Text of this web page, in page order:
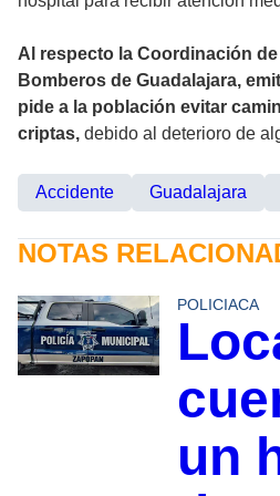
Al respecto la Coordinación
Bomberos de Guadalajara,
pide a la población evitar
criptas, debido al deterioro de
Accidente Guadalajara
NOTAS
POLICIACA
un